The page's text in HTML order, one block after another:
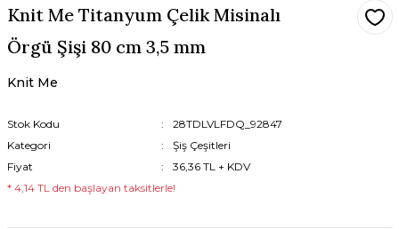
Knit Me Titanyum Çelik Misinalı
Örgü Şişi 80 cm 3,5 mm
Knit Me
Stok Kodu
28TDLVLFDQ_92847
Kategori
Şiş Çeşitleri
Fiyat
36,36 TL + KDV
* 4,14 TL den başlayan taksitlerle!